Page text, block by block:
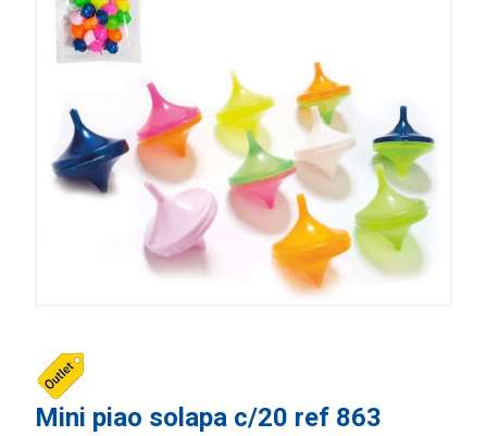
Mini piao solapa c/20 ref 863